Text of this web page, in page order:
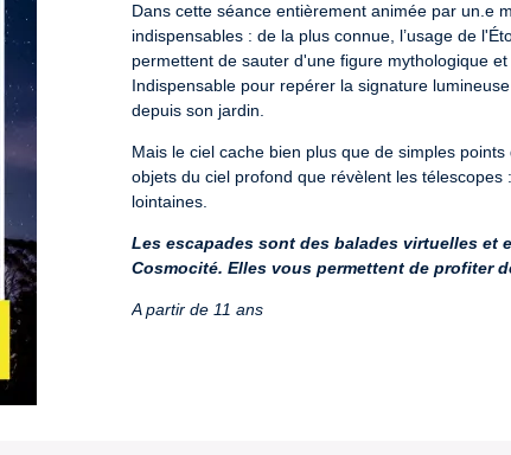
Dans cette séance entièrement animée par un.e
indispensables : de la plus connue, l’usage de
permettent de sauter d'une figure mythologique
Indispensable pour repérer la signature
depuis son jardin.
Mais le ciel cache bien plus que de simples
objets du ciel profond que révèlent les
lointaines.
Les escapades sont des balades virtuelles et
Cosmocité. Elles vous permettent de profiter
A partir de 11 ans